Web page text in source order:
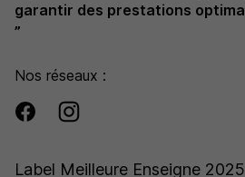
garantir des prestations
”
Nos réseaux :
Label Meilleure Enseigne 2025